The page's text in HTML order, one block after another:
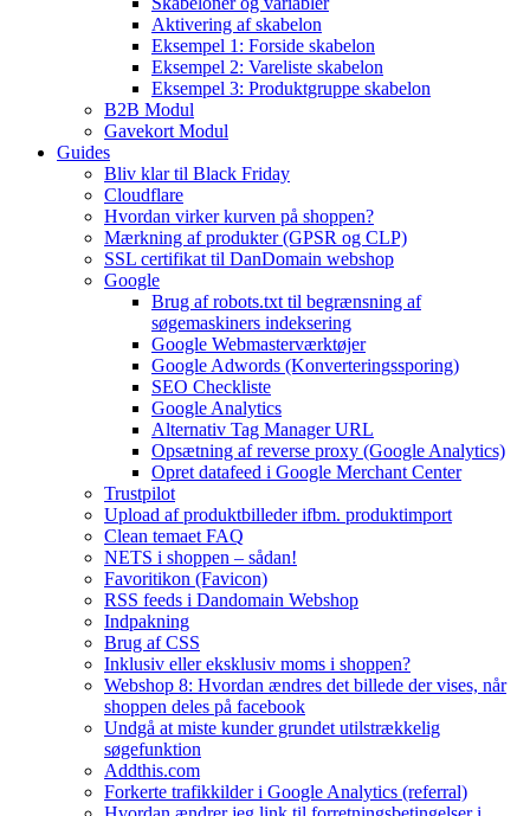
Aktivering af skabelon
Eksempel 1: Forside skabelon
Eksempel 2: Vareliste skabelon
Eksempel 3: Produktgruppe skabelon
B2B Modul
Gavekort Modul
Guides
Bliv klar til Black Friday
Cloudflare
Hvordan virker kurven på shoppen?
Mærkning af produkter (GPSR og CLP)
SSL certifikat til DanDomain webshop
Google
Brug af robots.txt til begrænsning af
søgemaskiners indeksering
Google Webmasterværktøjer
Google Adwords (Konverteringssporing)
SEO Checkliste
Google Analytics
Alternativ Tag Manager URL
Opsætning af reverse proxy (Google Analytics)
Opret datafeed i Google Merchant Center
Trustpilot
Upload af produktbilleder ifbm. produktimport
Clean temaet FAQ
NETS i shoppen – sådan!
Favoritikon (Favicon)
RSS feeds i Dandomain Webshop
Indpakning
Brug af CSS
Inklusiv eller eksklusiv moms i shoppen?
Webshop 8: Hvordan ændres det billede der vises, når
shoppen deles på facebook
Undgå at miste kunder grundet utilstrækkelig
søgefunktion
Addthis.com
Forkerte trafikkilder i Google Analytics (referral)